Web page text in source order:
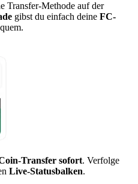
Transfer-Methode auf der
gibst du einfach deine FC-
Transfer sofort. Verfolge
Live-Statusbalken.